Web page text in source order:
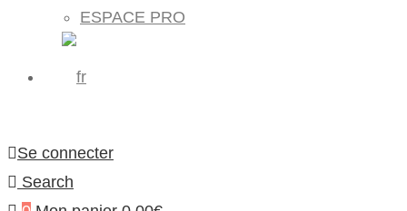
ESPACE PRO
Se connecter
Search